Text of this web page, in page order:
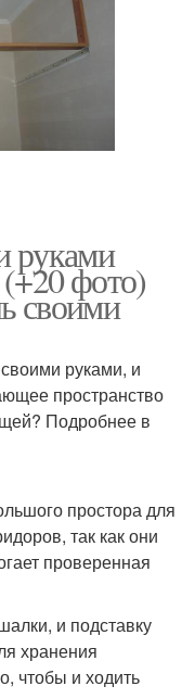
фото)
своими
руками, и
пространство
Подробнее в
простора для
так как они
проверенная
и подставку
хранения
чтобы и ходить